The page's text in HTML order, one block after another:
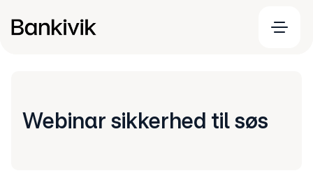
Webinar sikkerhed til søs